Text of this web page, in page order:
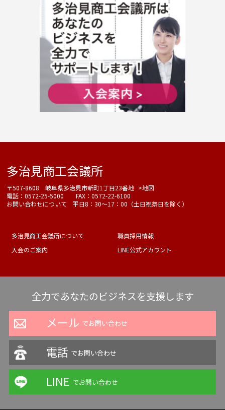
多治見商工会議所
〒507-8608 岐阜県多治見市新町1丁目23番地 >地図
電話：0572-25-5000 FAX：0572-22-6100
お問い合わせについて 平日8：30～17：00（土日祝祭日を除く）
多治見商工会議所について
職員採用情報
入会のご案内
LINE公式アカウント
全力であなたのビジネスを支援します
メール でお問い合わせ
電話 でお問い合わせ
LINE でお問い合わせ